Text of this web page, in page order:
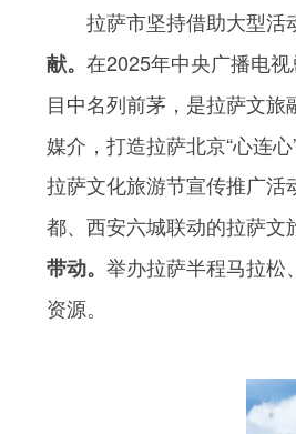
拉萨市坚持借助大型活
献。 在2025年中央广播电视
目中名列前茅，是拉萨文旅
媒介，打造拉萨北京“心连
拉萨文化旅游节宣传推广活
都、西安六城联动的拉萨文
带动。 举办拉萨半程马拉松
资源。